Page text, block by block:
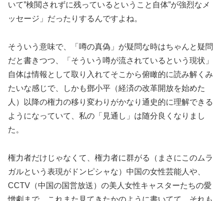
いて”検閲されずに残っているということ自体”が強烈なメ
ッセージ」だったりするんですよね。
そういう意味で、「噂の真偽」が疑問な時はちゃんと疑問
だと書きつつ、「そういう噂が流されているという現状」
自体は情報として取り入れてそこから俯瞰的に読み解くみ
たいな感じで、しかも鄧小平（経済の改革開放を始めた
人）以降の権力の移り変わりがかなり通史的に理解できる
ようになっていて、私の「見通し」は随分良くなりまし
た。
権力者だけじゃなくて、権力者に群がる（まさにこのムラ
ガルという表現がドンピシャな）中国の女性芸能人や、
CCTV（中国の国営放送）の美人女性キャスターたちの愛
憎劇まで、これまた見てきたかのように書いてて、それも